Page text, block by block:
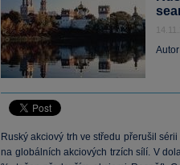
Ruský akciový trh ve středu přerušil
na globálních akciových trzích sílí. V